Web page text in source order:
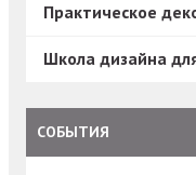
Практическое
Школа дизайна
СОБЫТИЯ